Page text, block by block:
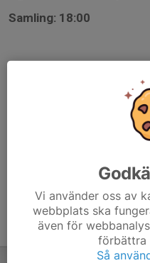
Samling: 18:00
Vi använder oss av
webbplats ska
även för
förbättra
Så